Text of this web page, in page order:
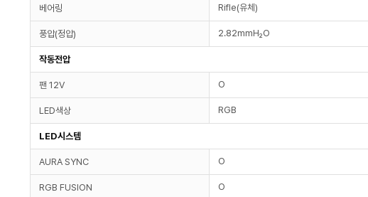
베어링 Rifle(유체)
풍압(정압) 2.82mmH₂O
작동전압
팬 12V O
LED색상 RGB
LED시스템
AURA SYNC O
RGB FUSION O